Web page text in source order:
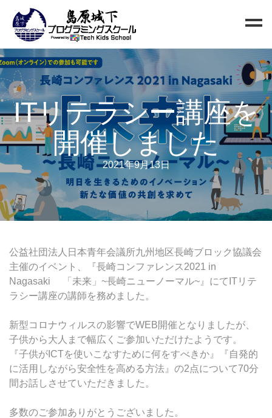
Home
Blog
新規生徒募集
お問い合わせ
クラス
小中高校生向けクラス
QUREO初級クラス
QUREO中級クラス
情報Ⅰ講座
中高生・社会人向けクラス
ビジネスクラス
ITリテラシー講座を
開催しました
2021年9月13日
公益社団法人日本青年会議所九州地区長崎ブロック協議会
主催のイベント、『長崎コンファレンス2021 in
Nagasaki 「未来」~長崎ニューノーマル~』にてITリテ
ラシー講座の講師を務めました。
新型コロナウィルスの影響でWEB開催となりましたが、
子供から大人まで幅広くご参加いただけたようです。
『子供がICTを使いこなすために何をすべきか』『自発的
に活用しながら安全性を高める方法』の2点について70分
間お話しさせていただきました。
多数のご参加ありがとうございました。